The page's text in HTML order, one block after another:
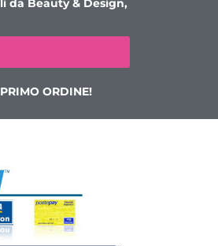
da Beauty & Design,
ORDINE!